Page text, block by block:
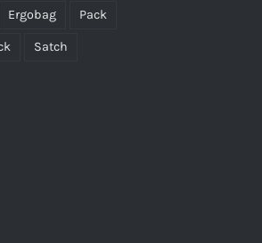
Ergobag Pack
Satch